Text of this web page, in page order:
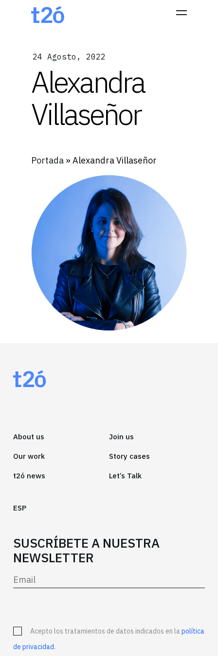
24 Agosto, 2022
Alexandra
Villaseñor
Portada » Alexandra Villaseñor
About us
Our work
t2ó news
ESP
Join us
Story cases
Let’s Talk
SUSCRÍBETE A NUESTRA
NEWSLETTER
Acepto los tratamientos de datos indicados en lapolítica
de privacidad.